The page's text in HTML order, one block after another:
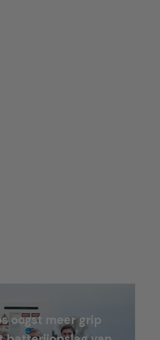
oogst meer grip